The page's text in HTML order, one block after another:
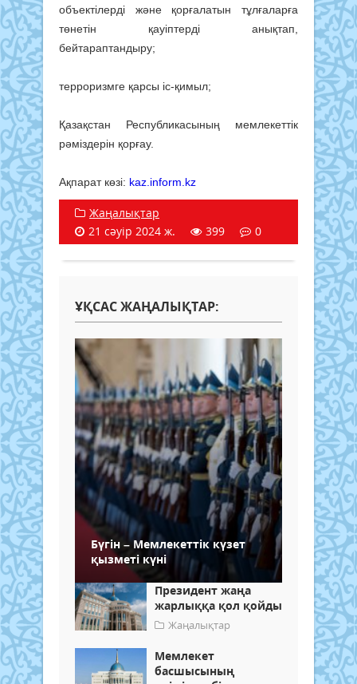
объектілерді және қорғалатын тұлғаларға
төнетін қауіптерді анықтап,
бейтараптандыру;
терроризмге қарсы іс-қимыл;
Қазақстан Республикасының мемлекеттік
рәміздерін қорғау.
Ақпарат көзі: kaz.inform.kz
Жаңалықтар
21 сәуір 2024 ж.
399 0
ҰҚСАС ЖАҢАЛЫҚТАР:
Бүгін – Мемлекеттік күзет
қызметі күні
Президент жаңа
жарлыққа қол қойды
Жаңалықтар
Мемлекет
басшысының